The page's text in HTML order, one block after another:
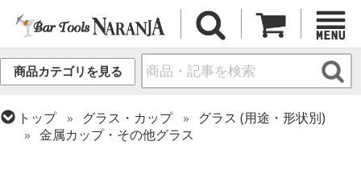
商品カテゴリを見る
トップ グラス・カップ
グラス (用途・形状別)
金属カップ・その他グラス